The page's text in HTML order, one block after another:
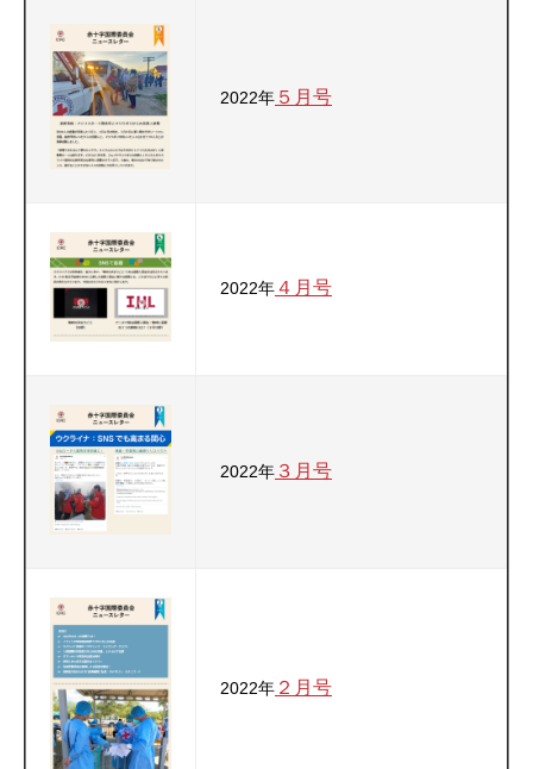
2022年 ５月号
2022年４月号
2022年 ３月号
2022年 ２月号